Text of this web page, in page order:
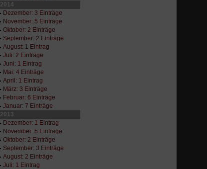
2014
Dezember: 3 Einträge
November: 5 Einträge
Oktober: 2 Einträge
September: 2 Einträge
August: 1 Eintrag
Juli: 2 Einträge
Juni: 1 Eintrag
Mai: 4 Einträge
April: 1 Eintrag
März: 3 Einträge
Februar: 6 Einträge
Januar: 7 Einträge
2013
Dezember: 1 Eintrag
November: 5 Einträge
Oktober: 2 Einträge
September: 3 Einträge
August: 2 Einträge
Juli: 1 Eintrag